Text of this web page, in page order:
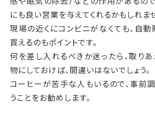
にも良い営業を与えてくれるかもしれま
現場の近くにコンビニがなくても、自
買えるのもポイントです。
何を差し入れるべきか迷ったら、取り
物にしておけば、間違いはないでしょう。
コーヒーが苦手な人もいるので、事前
うことをお勧めします。